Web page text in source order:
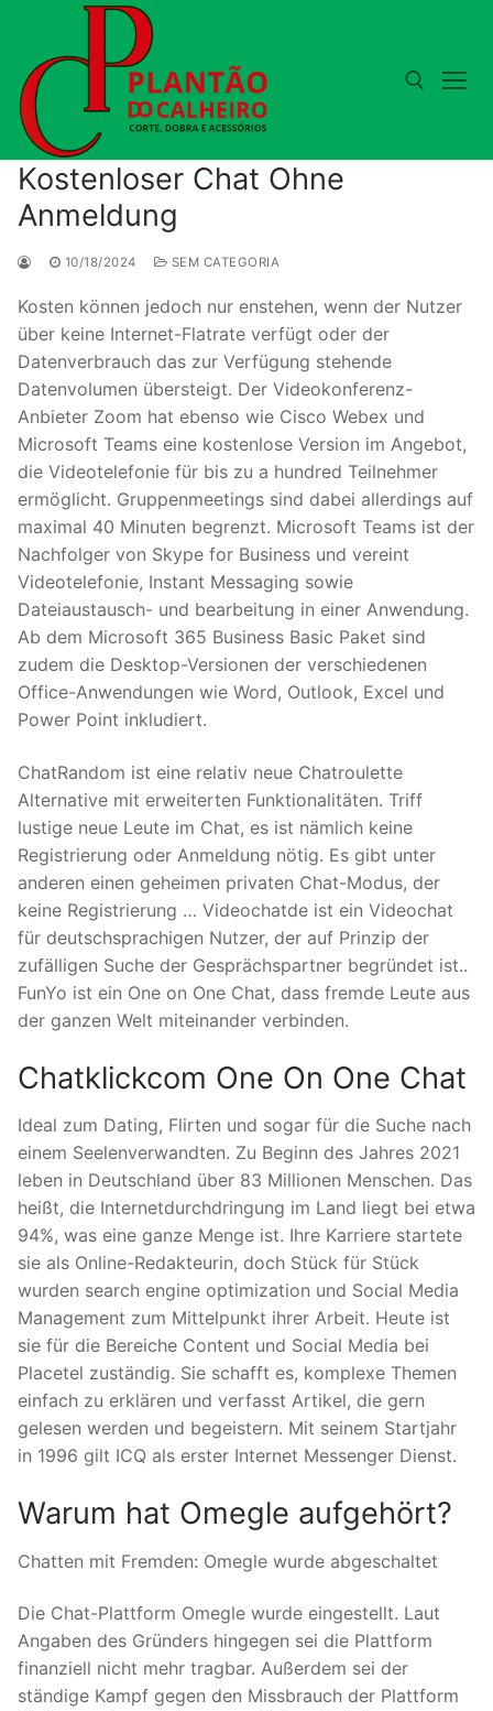
conteúdo
Pesquisar por:
Kostenloser Chat Ohne
Anmeldung
10/18/2024 SEM CATEGORIA
Kosten können jedoch nur enstehen, wenn der Nutzer
über keine Internet-Flatrate verfügt oder der
Datenverbrauch das zur Verfügung stehende
Datenvolumen übersteigt. Der Videokonferenz-
Anbieter Zoom hat ebenso wie Cisco Webex und
Microsoft Teams eine kostenlose Version im Angebot,
die Videotelefonie für bis zu a hundred Teilnehmer
ermöglicht. Gruppenmeetings sind dabei allerdings auf
maximal 40 Minuten begrenzt. Microsoft Teams ist der
Nachfolger von Skype for Business und vereint
Videotelefonie, Instant Messaging sowie
Dateiaustausch- und bearbeitung in einer Anwendung.
Ab dem Microsoft 365 Business Basic Paket sind
zudem die Desktop-Versionen der verschiedenen
Office-Anwendungen wie Word, Outlook, Excel und
Power Point inkludiert.
ChatRandom ist eine relativ neue Chatroulette
Alternative mit erweiterten Funktionalitäten. Triff
lustige neue Leute im Chat, es ist nämlich keine
Registrierung oder Anmeldung nötig. Es gibt unter
anderen einen geheimen privaten Chat-Modus, der
keine Registrierung … Videochatde ist ein Videochat
für deutschsprachigen Nutzer, der auf Prinzip der
zufälligen Suche der Gesprächspartner begründet ist..
FunYo ist ein One on One Chat, dass fremde Leute aus
der ganzen Welt miteinander verbinden.
Chatklickcom One On One Chat
Ideal zum Dating, Flirten und sogar für die Suche nach
einem Seelenverwandten. Zu Beginn des Jahres 2021
leben in Deutschland über 83 Millionen Menschen. Das
heißt, die Internetdurchdringung im Land liegt bei etwa
94%, was eine ganze Menge ist. Ihre Karriere startete
sie als Online-Redakteurin, doch Stück für Stück
wurden search engine optimization und Social Media
Management zum Mittelpunkt ihrer Arbeit. Heute ist
sie für die Bereiche Content und Social Media bei
Placetel zuständig. Sie schafft es, komplexe Themen
einfach zu erklären und verfasst Artikel, die gern
gelesen werden und begeistern. Mit seinem Startjahr
in 1996 gilt ICQ als erster Internet Messenger Dienst.
Warum hat Omegle aufgehört?
Chatten mit Fremden: Omegle wurde abgeschaltet
Die Chat-Plattform Omegle wurde eingestellt. Laut
Angaben des Gründers hingegen sei die Plattform
finanziell nicht mehr tragbar. Außerdem sei der
ständige Kampf gegen den Missbrauch der Plattform